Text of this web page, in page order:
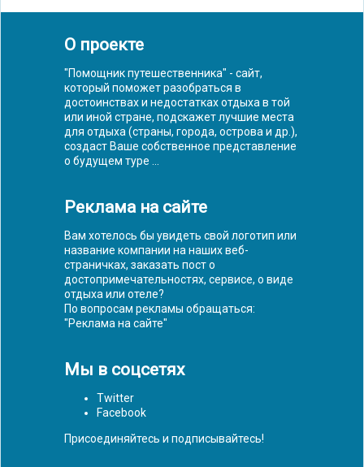
О проекте
"Помощник путешественника" - сайт,
который поможет разобраться в
достоинствах и недостатках отдыха в той
или иной стране, подскажет лучшие места
для отдыха (страны, города, острова и др.),
создаст Ваше собственное представление
о будущем туре ...
Реклама на сайте
Вам хотелось бы увидеть свой логотип или
название компании на наших веб-
страничках, заказать пост о
достопримечательностях, сервисе, о виде
отдыха или отеле?
По вопросам рекламы обращаться:
"Реклама на сайте"
Мы в соцсетях
Twitter
Facebook
Присоединяйтесь и подписывайтесь!